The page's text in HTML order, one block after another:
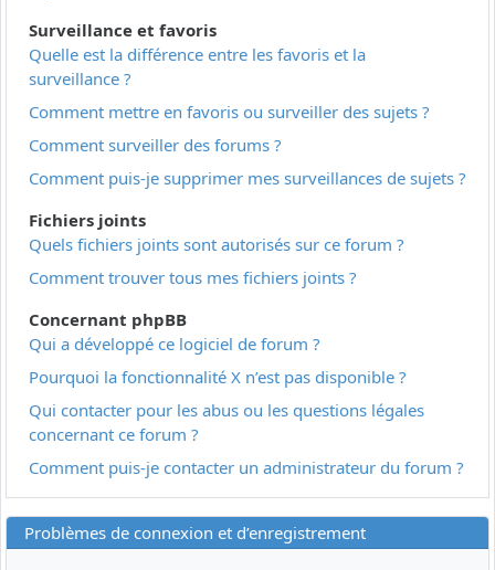
Surveillance et favoris
Quelle est la différence entre les favoris et la
surveillance ?
Comment mettre en favoris ou surveiller des sujets ?
Comment surveiller des forums ?
Comment puis-je supprimer mes surveillances de sujets ?
Fichiers joints
Quels fichiers joints sont autorisés sur ce forum ?
Comment trouver tous mes fichiers joints ?
Concernant phpBB
Qui a développé ce logiciel de forum ?
Pourquoi la fonctionnalité X n’est pas disponible ?
Qui contacter pour les abus ou les questions légales
concernant ce forum ?
Comment puis-je contacter un administrateur du forum ?
Problèmes de connexion et d’enregistrement